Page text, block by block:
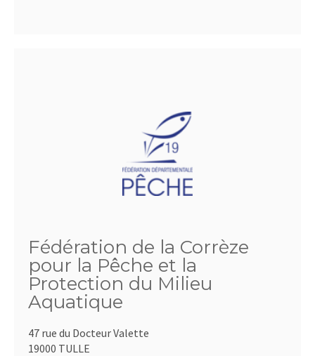
Fédération de la Corrèze
pour la Pêche et la
Protection du Milieu
Aquatique
47 rue du Docteur Valette
19000 TULLE